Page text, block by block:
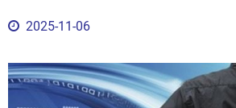
2025-11-06